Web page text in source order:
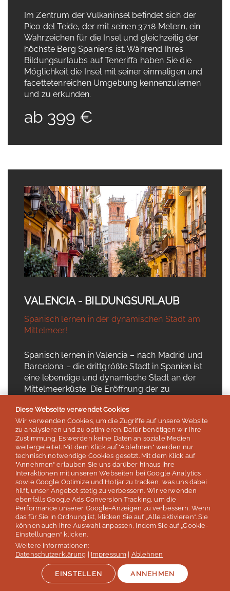
Im Zentrum der Vulkaninsel befindet sich der
Pico del Teide, der mit seinen 3718 Metern, ein
Wahrzeichen für die Insel und gleichzeitig der
höchste Berg Spaniens ist. Während Ihres
Bildungsurlaubs auf Teneriffa haben Sie die
Möglichkeit die Insel mit seiner einmaligen und
facettetenreichen Umgebung kennenzulernen
und zu erkunden.
ab 399 €
VALENCIA - BILDUNGSURLAUB
Spanisch lernen in der dynamischen Stadt am
Mittelmeer!
Spanisch lernen in Valencia – nach Madrid und
Barcelona – die drittgrößte Stadt in Spanien ist
eine lebendige und dynamische Stadt an der
Mittelmeerküste. Die Eröffnung der zu
Wissenschaft” hat Valencias Beliebtheit und
Anerkennung noch gesteigert. Dieses
überwältigende Meisterwerk der Architektur
umfasst Museen der Kunst und Wissenschaft,
ein IMAX Kino und das größte Aquarium
Europas.
Die vielen Sonnenstunden und die allgemein
angenehmen Temperaturen erlauben Ihnen
während Ihres Bildungsurlaubs eine große
Vielzahl von Aktivitäten.
ab 335 €
Diese Webseite verwendet Cookies
Wir verwenden Cookies, um die Zugriffe auf unsere Website
zu analysieren und zu optimieren. Dafür benötigen wir Ihre
Zustimmung. Es werden keine Daten an soziale Medien
weitergeleitet. Mit dem Klick auf "Ablehnen" werden nur
technisch notwendige Cookies gesetzt. Mit dem Klick auf
"Annehmen" erlauben Sie uns darüber hinaus Ihre
Interaktionen mit unseren Webseiten bei Google Analytics
sowie Google Optimize und Hotjar zu tracken, was uns dabei
hilft, unser Angebot stetig zu verbessern. Wir verwenden
ebenfalls Google Ads Conversion Tracking, um die
Performance unserer Google-Anzeigen zu verbessern. Wenn
das für Sie in Ordnung ist, klicken Sie auf „Alle aktivieren“. Sie
können auch Ihre Auswahl anpassen, indem Sie auf „Cookie-
Einstellungen“ klicken.
Weitere Informationen:
Datenschutzerklärung
Impressum Ablehnen
EINSTELLEN ANNEHMEN